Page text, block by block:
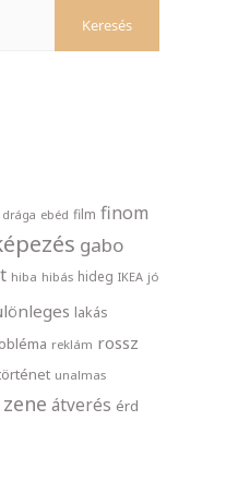
drága ebéd film finom
gabo
hiba hibás hideg IKEA jó
lakás
reklám rossz
unalmas
zene átverés érd